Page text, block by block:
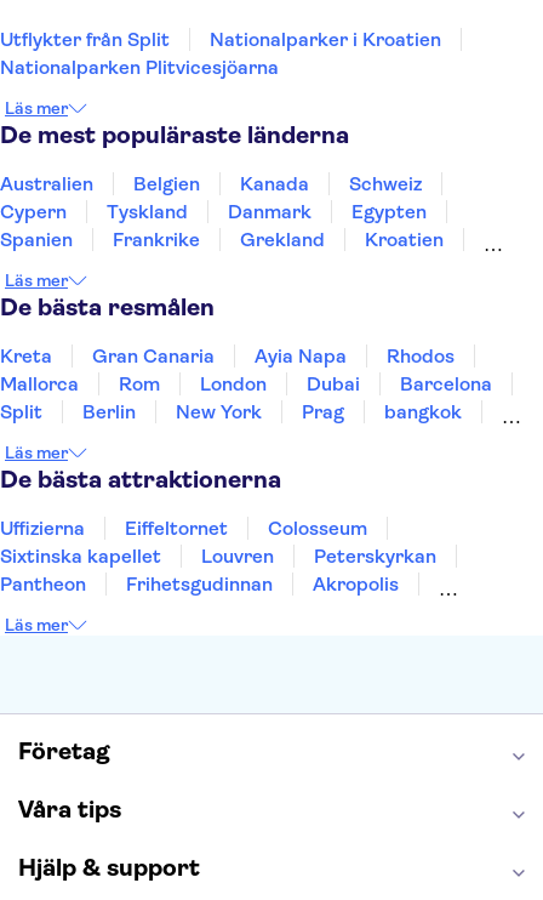
Utflykter från Split
Nationalparker i Kroatien
Nationalparken Plitvicesjöarna
Läs mer
De mest populäraste länderna
Australien Belgien Kanada
Schweiz
Cypern
Tyskland Danmark
Egypten
Spanien
Frankrike Grekland
Kroatien
Sverige
Thailand
Läs mer
De bästa resmålen
Kreta Gran Canaria Ayia Napa
Rhodos
Mallorca
Rom London Dubai
Barcelona
Split
Berlin New York Prag
bangkok
Uppsala
Helsingborg
Läs mer
De bästa attraktionerna
Uffizierna Eiffeltornet
Colosseum
Sixtinska kapellet
Louvren
Peterskyrkan
Pantheon
Frihetsgudinnan
Akropolis
Burj Khalifa
Läs mer
Företag
Våra tips
Hjälp & support